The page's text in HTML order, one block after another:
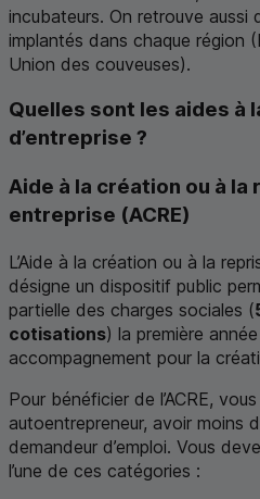
incubateurs. On retrouve aussi
implantés dans chaque région (
Union des couveuses).
Quelles sont les aides à
d’entreprise ?
Aide à la création ou à la
entreprise (ACRE)
L’Aide à la création ou à la
désigne un dispositif public
partielle des charges sociales (
cotisations) la première
accompagnement pour la
Pour bénéficier de l’ACRE,
autoentrepreneur, avoir moins
demandeur d’emploi. Vous
l’une de ces catégories :